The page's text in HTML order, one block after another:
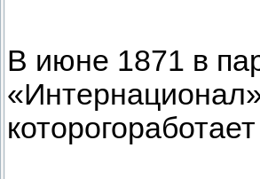
В июне 1871 в